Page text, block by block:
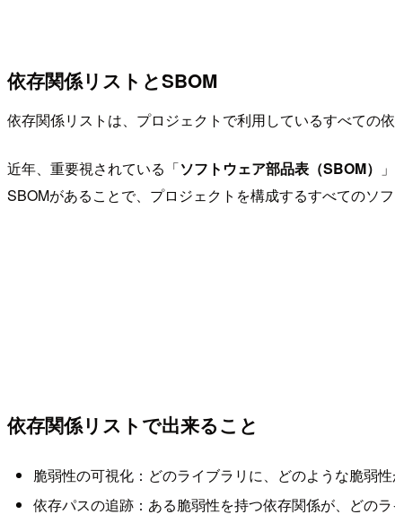
依存関係リストとSBOM
依存関係リストは、プロジェクトで利用しているすべての
近年、重要視されている「ソフトウェア部品表（SBOM）
SBOMがあることで、プロジェクトを構成するすべてのソ
依存関係リストで出来ること
脆弱性の可視化：どのライブラリに、どのような脆弱
依存パスの追跡：ある脆弱性を持つ依存関係が、どの